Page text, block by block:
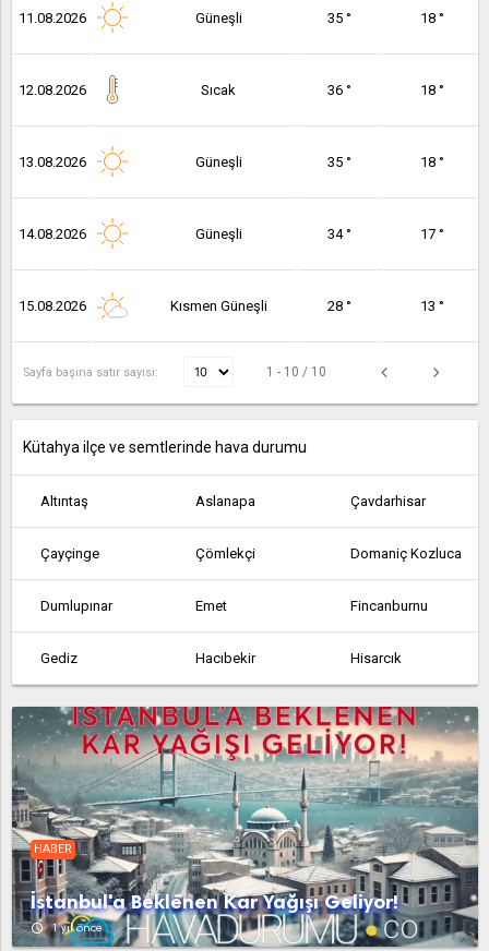
11.08.2026 Güneşli 35 ° 18 °
12.08.2026 Sıcak 36 ° 18 °
13.08.2026 Güneşli 35 ° 18 °
14.08.2026 Güneşli 34 ° 17 °
15.08.2026 Kısmen Güneşli 28 ° 13 °
Sayfa başına satır sayısı: 1 - 10 / 10
Kütahya ilçe ve semtlerinde hava durumu
Altıntaş Aslanapa Çavdarhisar
Çayçinge Çömlekçi Domaniç Kozluca
Dumlupınar Emet Fincanburnu
Gediz Hacıbekir Hisarcık
Pazarlar Sabuncu Şaphane
Simav Tavşanlı Tunçbilek
HABER
İstanbul'a Beklenen Kar Yağışı Geliyor!
access_time 1 yıl önce